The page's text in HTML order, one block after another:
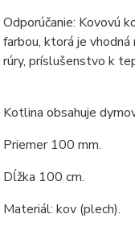
Odporúčanie: Kovovú
farbou, ktorá je
rúry, príslušenstvo k
Kotlina obsahuje
Priemer 100 mm.
Dĺžka 100 cm.
Materiál: kov (plech).